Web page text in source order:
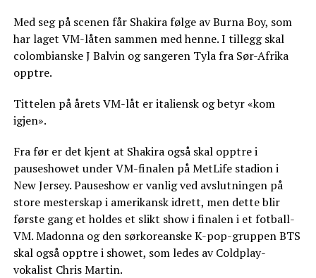
Med seg på scenen får Shakira følge av Burna Boy, som
har laget VM-låten sammen med henne. I tillegg skal
colombianske J Balvin og sangeren Tyla fra Sør-Afrika
opptre.
Tittelen på årets VM-låt er italiensk og betyr «kom
igjen».
Fra før er det kjent at Shakira også skal opptre i
pauseshowet under VM-finalen på MetLife stadion i
New Jersey. Pauseshow er vanlig ved avslutningen på
store mesterskap i amerikansk idrett, men dette blir
første gang et holdes et slikt show i finalen i et fotball-
VM. Madonna og den sørkoreanske K-pop-gruppen BTS
skal også opptre i showet, som ledes av Coldplay-
vokalist Chris Martin.